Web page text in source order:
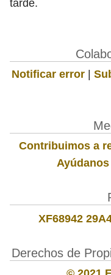
tarde.
Notificar error |
Contribuimos a
XF68942
Derechos de